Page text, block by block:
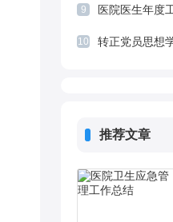
9 医院医生年度
10 转正党员思想
推荐文章